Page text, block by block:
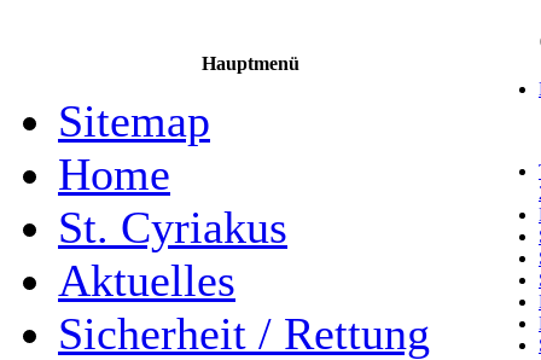
Hauptmenü
Sitemap
Home
St. Cyriakus
Aktuelles
Sicherheit / Rettung